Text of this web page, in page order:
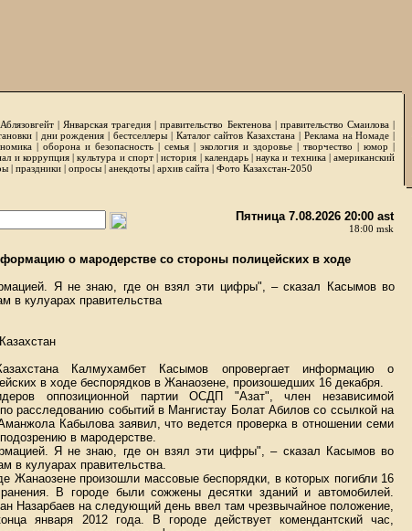
Аблязовгейт| Январская трагедия |правительство Бектенова| правительство Смаилова|
| дни рождения | бестселлеры| Каталог сайтов Казахстана | Реклама на Номаде |
| оборона и безопасность | семья | экология и здоровье | творчество | юмор |
и коррупция|культура и спорт|история | календарь|наука и техника|американский
| праздники | опросы | анекдоты | архив сайта | Фото Казахстан-2050
Пятница 7.08.2026 20:00 ast
18:00 msk
о мародерстве со стороны полицейских в ходе
Я не знаю, где он взял эти цифры", – сказал Касымов во
в кулуарах правительства
Калмухамбет Касымов опровергает информацию о
в ходе беспорядков в Жанаозене, произошедших 16 декабря.
оппозиционной партии ОСДП "Азат", член независимой
расследованию событий в Мангистау Болат Абилов со ссылкой на
Кабылова заявил, что ведется проверка в отношении семи
в мародерстве.
Я не знаю, где он взял эти цифры", – сказал Касымов во
в кулуарах правительства.
Жанаозене произошли массовые беспорядки, в которых погибли 16
В городе были сожжены десятки зданий и автомобилей.
Назарбаев на следующий день ввел там чрезвычайное положение,
января 2012 года. В городе действует комендантский час,